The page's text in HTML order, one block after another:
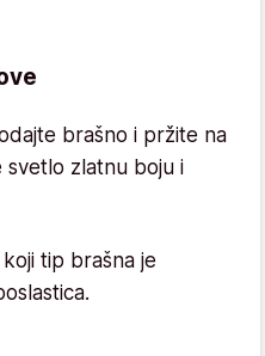
brašno i pržite na
svetlo zlatnu boju i
tip brašna je